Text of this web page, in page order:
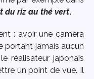
du riz au thé vert.
: avoir une caméra
portant jamais aucun
réalisateur japonais
un point de vue. Il